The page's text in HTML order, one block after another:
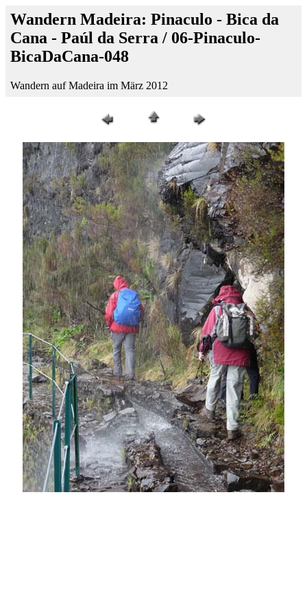
Wandern Madeira: Pinaculo - Bica da
Cana - Paúl da Serra / 06-Pinaculo-
BicaDaCana-048
Wandern auf Madeira im März 2012